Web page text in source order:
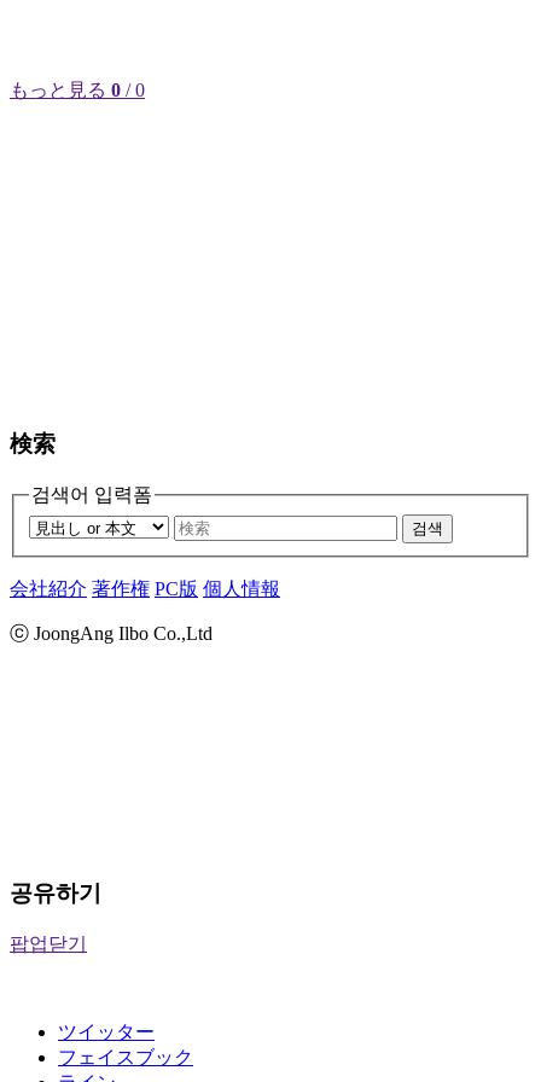
もっと見る 0 / 0
検索
검색어 입력폼
검색
会社紹介 著作権 PC版 個人情報
ⓒ JoongAng Ilbo Co.,Ltd
공유하기
팝업닫기
ツイッター
フェイスブック